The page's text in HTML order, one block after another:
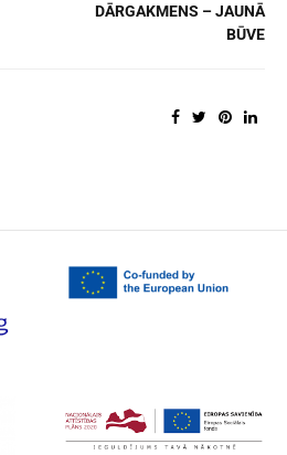
DĀRGAKMENS – JAUNĀ
BŪVE